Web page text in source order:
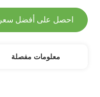
احصل على أفضل سعر
معلومات مفصلة